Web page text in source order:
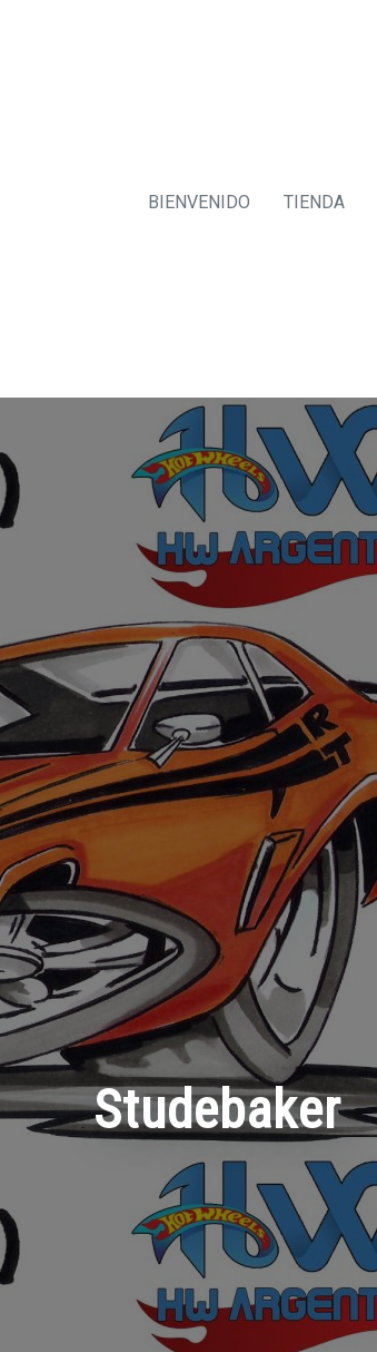
BIENVENIDO TIENDA
Studebaker